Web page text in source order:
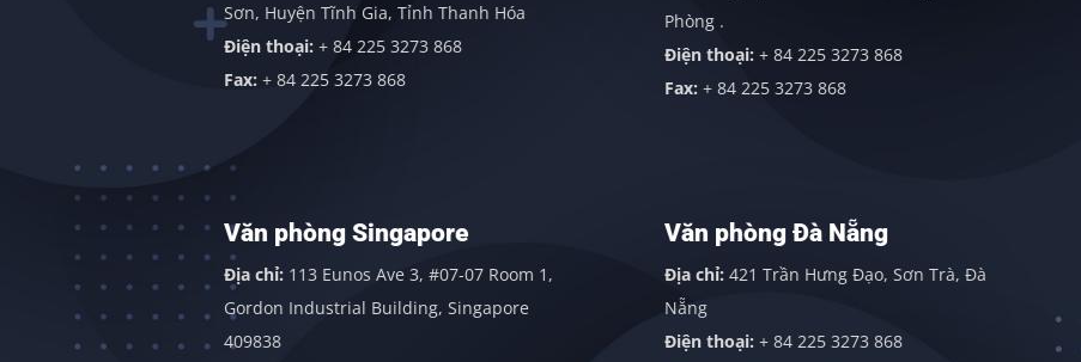
Sơn, Huyện Tĩnh Gia, Tỉnh Thanh Hóa
Điện thoại:+ 84 225 3273 868
+ 84 225 3273 868
Phòng .
Điện thoại:+ 84 225 3273 868
+ 84 225 3273 868
Văn phòng Singapore
Địa chỉ:113 Eunos Ave 3, #07-07 Room 1,
Gordon Industrial Building, Singapore
409838
Văn phòng Đà Nẵng
Địa chỉ:421 Trần Hưng Đạo, Sơn Trà, Đà
Nẵng
Điện thoại:+ 84 225 3273 868